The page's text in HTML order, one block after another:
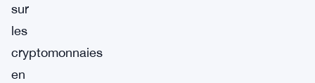
sur
les
cryptomonnaies
en